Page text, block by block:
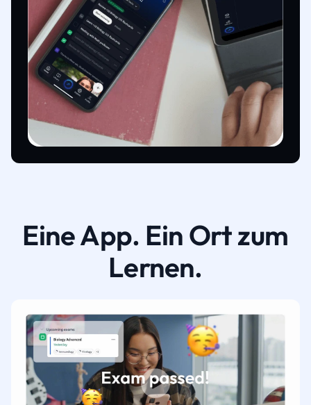
Eine App. Ein Ort zum
Lernen.